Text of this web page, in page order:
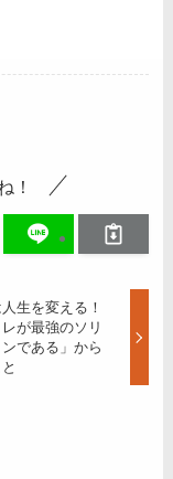
！
生を変える！
レが最強のソリ
である」から